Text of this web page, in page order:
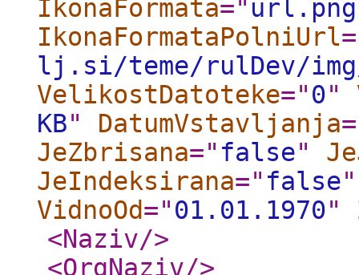
IkonaFormata=" url.png
IkonaFormataPolniUrl
lj.si/teme/rulDev/
VelikostDatoteke="0"
KB" DatumVstavljanja
JeZbrisana=" false"
JeIndeksirana=" false"
VidnoOd="01.01.1970"
<Naziv/>
<OrgNaziv/>